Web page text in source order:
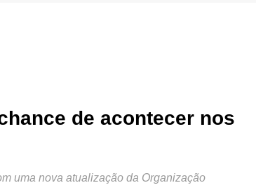
de acontecer nos
uma nova atualização da Organização